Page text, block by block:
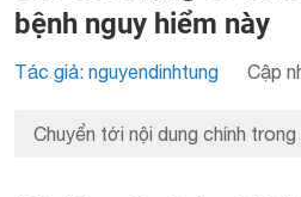
bệnh nguy hiểm này
Tác giả: nguyendinhtung Cập
Chuyển tới nội dung chính trong